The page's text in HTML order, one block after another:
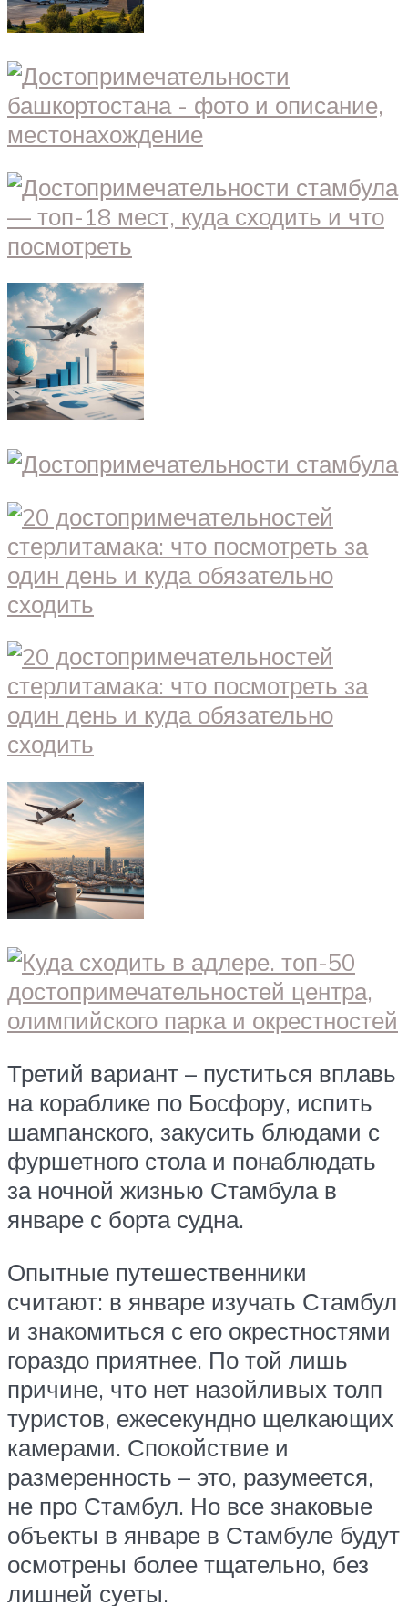
Третий вариант – пуститься вплавь
на кораблике по Босфору, испить
шампанского, закусить блюдами с
фуршетного стола и понаблюдать
за ночной жизнью Стамбула в
январе с борта судна.
Опытные путешественники
считают: в январе изучать Стамбул
и знакомиться с его окрестностями
гораздо приятнее. По той лишь
причине, что нет назойливых толп
туристов, ежесекундно щелкающих
камерами. Спокойствие и
размеренность – это, разумеется,
не про Стамбул. Но все знаковые
объекты в январе в Стамбуле будут
осмотрены более тщательно, без
лишней суеты.